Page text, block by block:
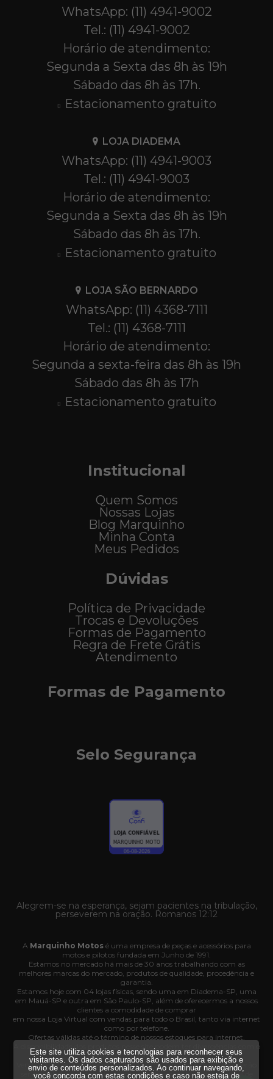
WhatsApp: (11) 4941-9002
Tel.: (11) 4941-9002
Horário de atendimento:
Segunda a Sexta das 8h às 19h
Sábado das 8h às 17h.
Estacionamento gratuito
LOJA DIADEMA
WhatsApp: (11) 4941-9003
Tel.: (11) 4941-9003
Horário de atendimento:
Segunda a Sexta das 8h às 19h
Sábado das 8h às 17h.
Estacionamento gratuito
LOJA SÃO BERNARDO
WhatsApp: (11) 4368-7111
Tel.: (11) 4368-7111
Horário de atendimento:
Segunda a sexta-feira das 8h às 19h
Sábado das 8h às 17h
Estacionamento gratuito
Institucional
Quem Somos
Nossas Lojas
Blog Marquinho
Minha Conta
Meus Pedidos
Dúvidas
Política de Privacidade
Trocas e Devoluções
Formas de Pagamento
Regra de Frete Grátis
Atendimento
Formas de Pagamento
Selo Segurança
Alegrem-se na esperança, sejam pacientes na tribulação,
perseverem na oração. Romanos 12:12
A Marquinho Motosé uma empresa de peças e acessórios para
motos e pilotos fundada em Junho de 1991.
Estamos no mercado há mais de 30 anos trabalhando com as
melhores marcas do mercado, produtos de qualidade, procedência e
garantia.
Estamos hoje com 04 lojas físicas, sendo uma em Diadema-SP, uma
em Mauá-SP e outra em São Paulo-SP, além de oferecermos a nossos
clientes a comodidade de comprar
em nossa Loja Virtual com vendas para todo o Brasil, tanto via internet
como por telefone.
Ofertas válidas até o término de nossos estoques para internet.
A disponibilidade dos produtos nesse site podem ter divergências com o
estoque das nossas lojas físicas.
Vendas sujeitas à análise e confirmação de dados e os pedidos poderão
ser cancelados automaticamente pela loja caso haja divergência de
Este site utiliza cookies e tecnologias para reconhecer seus
visitantes. Os dados capturados são usados para exibição e
envio de conteúdos personalizados. Ao continuar navegando,
você concorda com estas condições e caso não esteja de